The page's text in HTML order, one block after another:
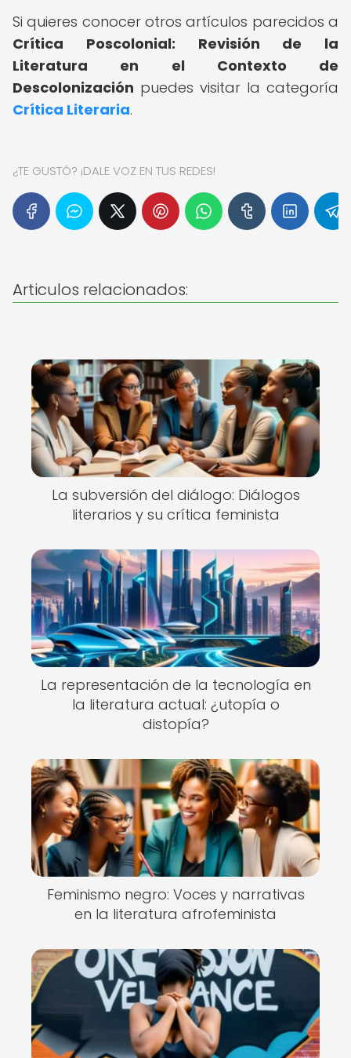
Si quieres conocer otros artículos parecidos a
Crítica Poscolonial: Revisión de la
Literatura en el Contexto de
Descolonización puedes visitar la categoría
Crítica Literaria.
¿TE GUSTÓ? ¡DALE VOZ EN TUS REDES!
Articulos relacionados:
La subversión del diálogo: Diálogos
literarios y su crítica feminista
La representación de la tecnología en
la literatura actual: ¿utopía o
distopía?
Feminismo negro: Voces y narrativas
en la literatura afrofeminista